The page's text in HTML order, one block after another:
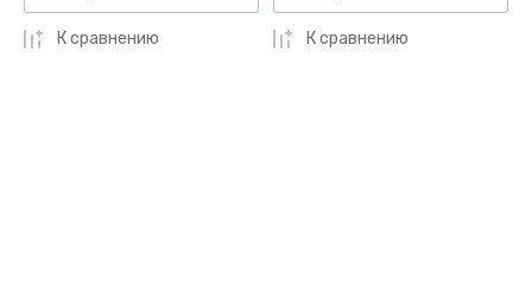
К сравнению К сравнению